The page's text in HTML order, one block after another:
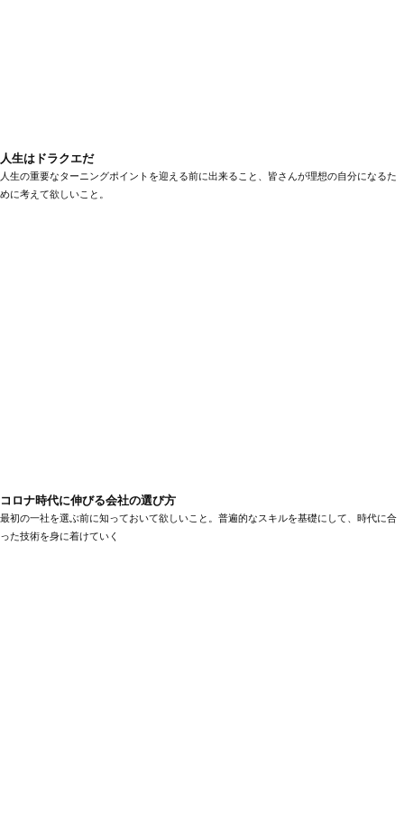
人生はドラクエだ
人生の重要なターニングポイントを迎える前に出来ること、皆さんが理想の自分になるた
めに考えて欲しいこと。
コロナ時代に伸びる会社の選び方
最初の一社を選ぶ前に知っておいて欲しいこと。普遍的なスキルを基礎にして、時代に合
った技術を身に着けていく